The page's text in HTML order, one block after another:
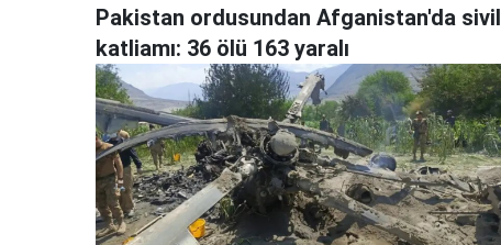
Pakistan ordusundan Afganistan'da sivil
katliamı: 36 ölü 163 yaralı